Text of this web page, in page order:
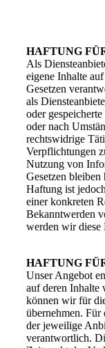
HAFTUNG
Als
eigene Inhalte
Gesetzen
als
oder
oder nach
rechtswidrige
Verpflichtungen
Nutzung von
Gesetzen
Haftung ist
einer konkreten
Bekanntwerden
werden wir diese
HAFTUNG
Unser Angebot
auf deren Inhalte
können wir für
übernehmen. Für
der jeweilige
verantwortlich.